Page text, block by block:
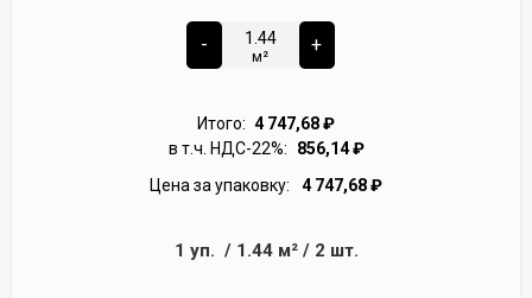
-
м²
+
Итого: 4 747,68₽
в т.ч. НДС-22%:
856,14₽
Цена за упаковку:
4 747,68₽
1 уп. / 1.44м²/ 2 шт.